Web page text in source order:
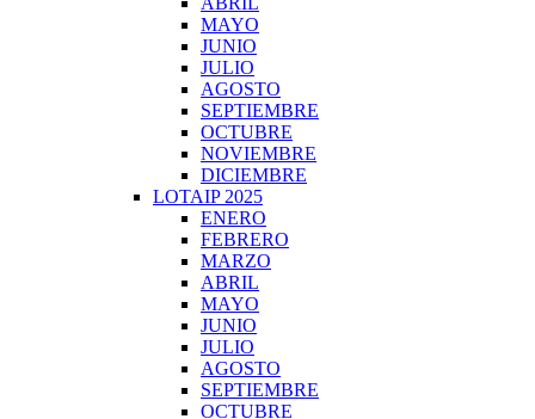
MAYO
JUNIO
JULIO
AGOSTO
SEPTIEMBRE
OCTUBRE
NOVIEMBRE
DICIEMBRE
LOTAIP 2025
ENERO
FEBRERO
MARZO
ABRIL
MAYO
JUNIO
JULIO
AGOSTO
SEPTIEMBRE
OCTUBRE